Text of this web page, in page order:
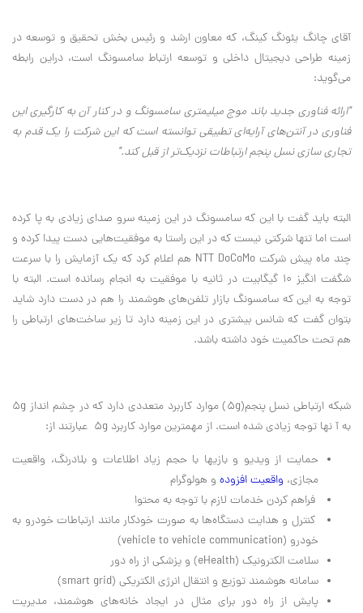
آقای چانگ یئونگ کینگ، که معاون ارشد و رئیس بخش تحقیق و توسعه در
زمینه طراحی دیجیتال داخلی و توسعه ارتباط سامسونگ است، دراین رابطه
می‌گوید:
"ارائه فناوری جدید باند موج میلیمتری سامسونگ و در کنار آن به کارگیری این
فناوری در آنتن‌های آرایه‌ای تطبیقی توانسته است که این شرکت را یک قدم به
تجاری سازی نسل پنجم ارتباطات نزدیک‌تر از قبل کند."
البته باید گفت با این که سامسونگ در این زمینه سرو صدای زیادی به پا کرده
است اما تنها شرکتی نیست که در این راستا به موفقیت‌هایی دست پیدا کرده و
چند ماه پیش شرکت NTT DoCoMo هم اعلام کرد که یک آزمایش را با سرعت
شگفت انگیز 10 گیگابیت در ثانیه با موفقیت به انجام رسانده است. البته با
توجه به این که سامسونگ بازار تلفن‌های هوشمند را هم در دست دارد شاید
بتوان گفت که شانس بیشتری در این زمینه دارد تا زیر ساخت‌های ارتباطی را
هم تحت حاکمیت خود داشته باشد.
شبکه ارتباطی نسل پنجم(5g)‌ موارد کاربرد متعددی دارد که در چشم انداز 5g
به آ نها توجه زیادی شده است. از مهمترین موارد کاربرد 5g عبارتند از:
حمایت از ویدیو و بازیها با حجم زیاد اطلاعات و بلادرنگ، واقعیت
مجازی، واقعیت افزوده و هولوگرام
فراهم کردن خدمات لازم با توجه به محتوا
کنترل و هدایت دستگاه‌ها به صورت خودکار مانند ارتباطات خودرو به
خودرو (vehicle to vehicle communication)
سلامت الکترونیک (eHealth) و پزشکی از راه دور
سامانه هوشمند توزیع و انتقال انرژی الکتریکی (smart grid)
پایش از راه دور برای مثال در ایجاد خانه‌های هوشمند، مدیریت